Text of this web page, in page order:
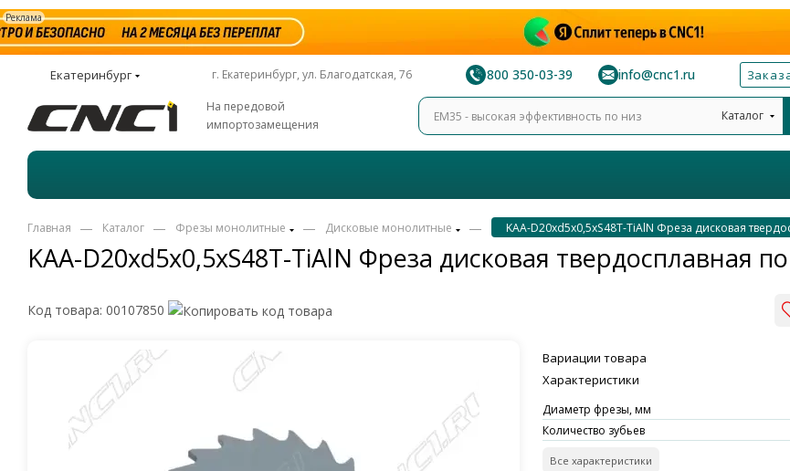
Реклама
Екатеринбург г. Екатеринбург, ул. Благодатская, 76 8 800 350-03-39 info@cnc1.ru
На передовой
импортозамещения
Каталог
KAA-D20xd5x0,5xS48T-TiAlN Фреза дисковая твердосплавная
Главная — Каталог — Фрезы монолитные — Дисковые монолитные — KAA-D20xd5x0,5xS48T-TiAlN Фреза дисковая
Код товара: 00107850
Вариации товара
Характеристики
Диаметр фрезы, мм
Количество зубьев
Все характеристики